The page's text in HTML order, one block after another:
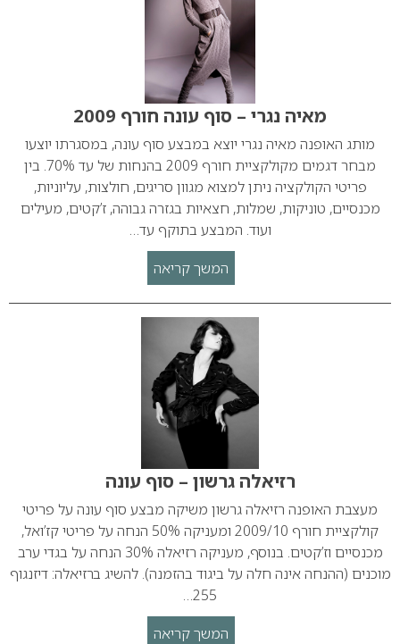
מאיה נגרי – סוף עונה חורף 2009
מותג האופנה מאיה נגרי יוצא במבצע סוף עונה, במסגרתו יוצעו
מבחר דגמים מקולקציית חורף 2009 בהנחות של עד 70%. בין
פריטי הקולקציה ניתן למצוא מגוון סריגים, חולצות, עליוניות,
מכנסיים, טוניקות, שמלות, חצאיות בגזרה גבוהה, ז’קטים, מעילים
ועוד. המבצע בתוקף עד…
המשך קריאה
רזיאלה גרשון – סוף עונה
מעצבת האופנה רזיאלה גרשון משיקה מבצע סוף עונה על פריטי
קולקציית חורף 2009/10 ומעניקה 50% הנחה על פריטי קז’ואל,
מכנסיים וז’קטים. בנוסף, מעניקה רזיאלה 30% הנחה על בגדי ערב
מוכנים (ההנחה אינה חלה על ביגוד בהזמנה). להשיג ברזיאלה: דיזנגוף
255…
המשך קריאה